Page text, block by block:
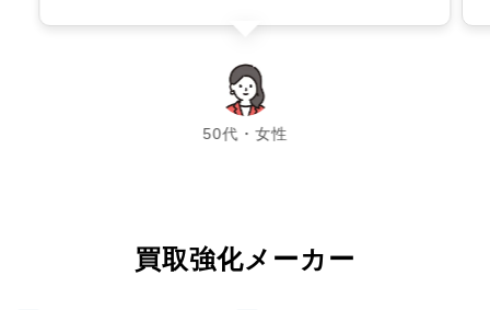
50代・女性
chevron_left chevron_right
買取強化メーカー